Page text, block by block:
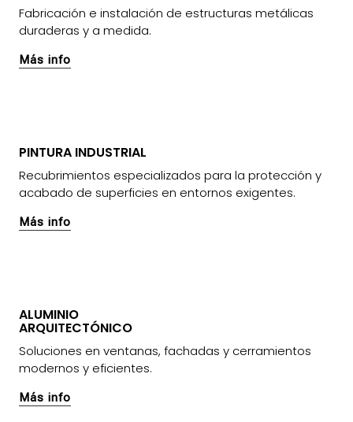
Fabricación e instalación de estructuras metálicas
duraderas y a medida.
Más info
PINTURA INDUSTRIAL
Recubrimientos especializados para la protección y
acabado de superficies en entornos exigentes.
Más info
ALUMINIO
ARQUITECTÓNICO
Soluciones en ventanas, fachadas y cerramientos
modernos y eficientes.
Más info